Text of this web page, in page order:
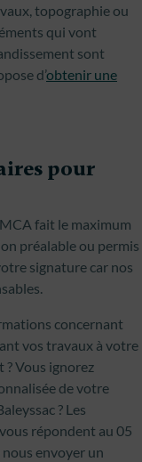
topographie ou
qui vont
sont
d’obtenir une
pour
MCA fait le maximum
préalable ou permis
signature car nos
concernant
vos travaux à votre
Vous ignorez
de votre
? Les
répondent au 05
envoyer un